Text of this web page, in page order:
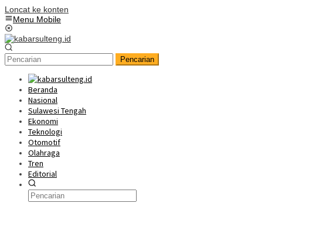
Loncat ke konten
Menu Mobile
Pencarian
Beranda
Nasional
Sulawesi Tengah
Ekonomi
Teknologi
Otomotif
Olahraga
Tren
Editorial